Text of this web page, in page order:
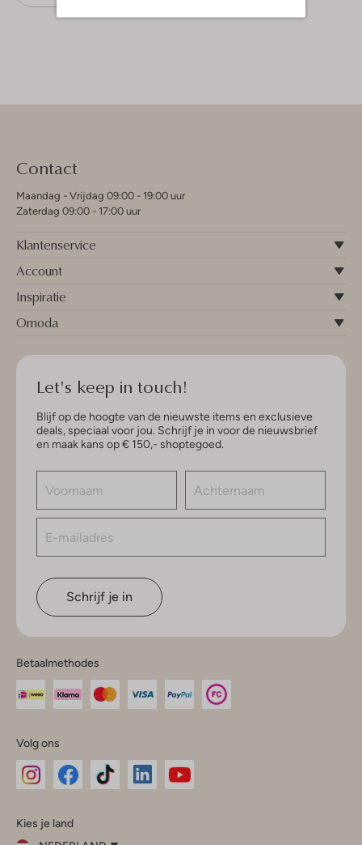
Contact
Maandag - Vrijdag 09:00 - 19:00 uur
Zaterdag 09:00 - 17:00 uur
Klantenservice
Account
Inspiratie
Omoda
Let's keep in touch!
Blijf op de hoogte van de nieuwste items en exclusieve
deals, speciaal voor jou. Schrijf je in voor de nieuwsbrief
en maak kans op € 150,- shoptegoed.
Schrijf je in
Betaalmethodes
Volg ons
InstagramFacebook
Kies je land